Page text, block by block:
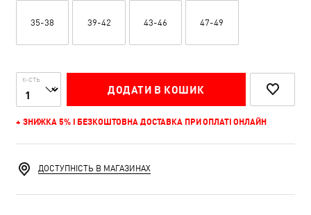
35-38 39-42 43-46 47-49
К-СТЬ
ДОДАТИ В КОШИК
+ ЗНИЖКА 5% І БЕЗКОШТОВНА ДОСТАВКА ПРИ ОПЛАТІ ОНЛАЙН
ДОСТУПНІСТЬ В МАГАЗИНАХ